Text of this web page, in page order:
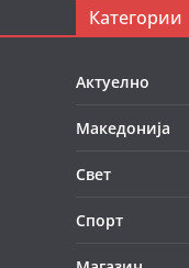
Категории
Актуелно
Македонија
Свет
Спорт